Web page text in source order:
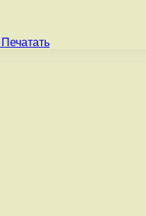
Печатать